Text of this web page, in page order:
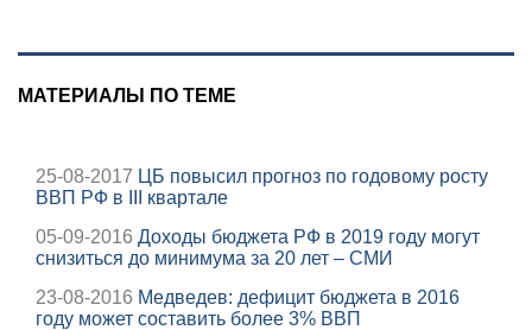
МАТЕРИАЛЫ ПО ТЕМЕ
25-08-2017 ЦБ повысил прогноз по годовому росту
ВВП РФ в III квартале
05-09-2016 Доходы бюджета РФ в 2019 году могут
снизиться до минимума за 20 лет – СМИ
23-08-2016 Медведев: дефицит бюджета в 2016
году может составить более 3% ВВП